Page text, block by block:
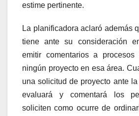
estime pertinente.
La planificadora aclaró además
tiene ante su consideración
emitir comentarios a
ningún proyecto en esa área.
una solicitud de proyecto ante
evaluará y comentará los
soliciten como ocurre de